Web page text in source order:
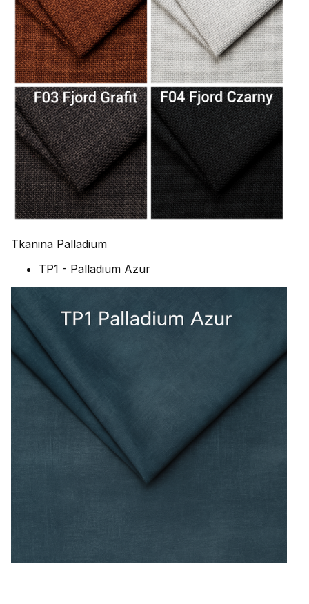
Tkanina Palladium
TP1 - Palladium Azur